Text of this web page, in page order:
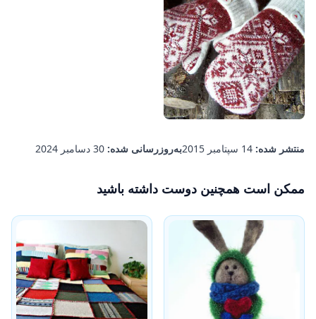
منتشر شده: 14 سپتامبر 2015 به‌روزرسانی شده: 30 دسامبر 2024
ممکن است همچنین دوست داشته باشید